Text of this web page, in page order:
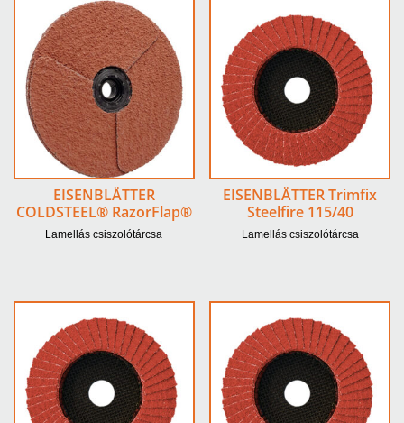
EISENBLÄTTER
COLDSTEEL® RazorFlap®
Lamellás csiszolótárcsa
EISENBLÄTTER Trimfix
Steelfire 115/40
Lamellás csiszolótárcsa